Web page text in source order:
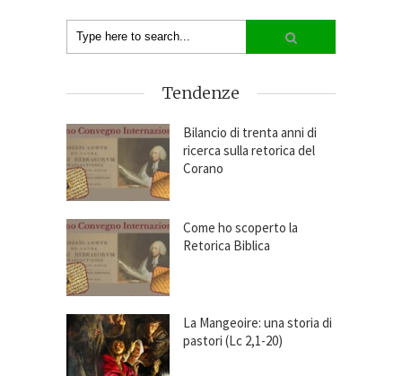
Tendenze
Bilancio di trenta anni di
ricerca sulla retorica del
Corano
Come ho scoperto la
Retorica Biblica
La Mangeoire: una storia di
pastori (Lc 2,1-20)